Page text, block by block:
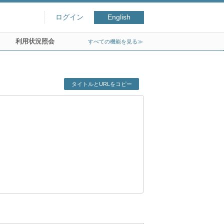
ログイン English
利用状況照会 すべての機能を見る≫
タイトルとURLをコピー